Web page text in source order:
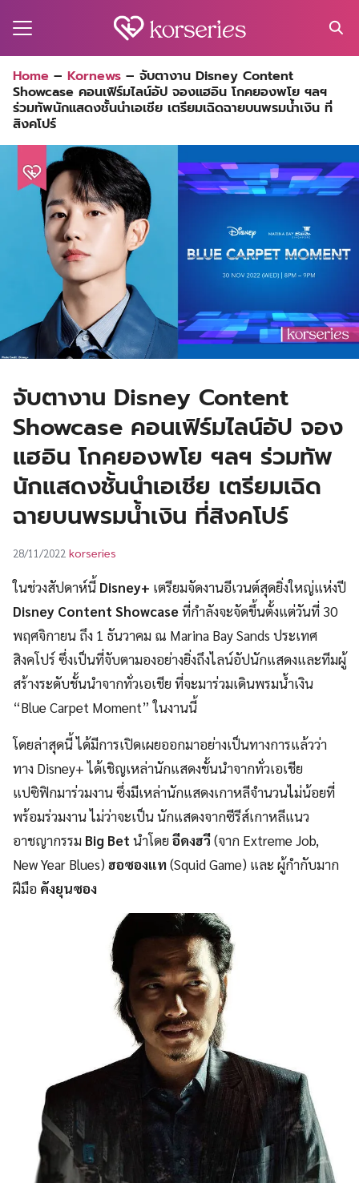
for:
Home – Kornews – จับตางาน Disney Content
Showcase คอนเฟิร์มไลน์อัป จองแฮอิน โกคยองพโย ฯลฯ
ร่วมทัพนักแสดงชั้นนำเอเชีย เตรียมเฉิดฉายบนพรมน้ำเงิน ที่
สิงคโปร์
จับตางาน Disney Content
Showcase คอนเฟิร์มไลน์อัป จอง
แฮอิน โกคยองพโย ฯลฯ ร่วมทัพ
นักแสดงชั้นนำเอเชีย เตรียมเฉิด
ฉายบนพรมน้ำเงิน ที่สิงคโปร์
28/11/2022 korseries
ในช่วงสัปดาห์นี้ Disney+ เตรียมจัดงานอีเวนต์สุดยิ่งใหญ่แห่งปี
Disney Content Showcaseที่กำลังจะจัดขึ้นตั้งแต่วันที่ 30
พฤศจิกายน ถึง 1 ธันวาคม ณ Marina Bay Sands ประเทศ
สิงคโปร์ ซึ่งเป็นที่จับตามองอย่างยิ่งถึงไลน์อัปนักแสดงและทีมผู้
สร้างระดับชั้นนำจากทั่วเอเชีย ที่จะมาร่วมเดินพรมน้ำเงิน
“Blue Carpet Moment” ในงานนี้
โดยล่าสุดนี้ ได้มีการเปิดเผยออกมาอย่างเป็นทางการแล้วว่า
ทาง Disney+ ได้เชิญเหล่านักแสดงชั้นนำจากทั่วเอเชีย
แปซิฟิกมาร่วมงาน ซึ่งมีเหล่านักแสดงเกาหลีจำนวนไม่น้อยที่
พร้อมร่วมงาน ไม่ว่าจะเป็น นักแสดงจากซีรีส์เกาหลีแนว
อาชญากรรม Big Bet นำโดยอีดงฮวี(จาก Extreme Job,
New Year Blues) ฮอซองแท(Squid Game) และ ผู้กำกับมาก
ฝีมือ คังยุนซอง